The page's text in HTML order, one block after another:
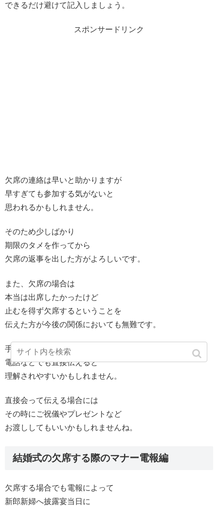
できるだけ避けて記入しましょう。
スポンサードリンク
欠席の連絡は早いと助かりますが
早すぎても参加する気がないと
思われるかもしれません。
そのため少しばかり
期限のタメを作ってから
欠席の返事を出した方がよろしいです。
また、欠席の場合は
本当は出席したかったけど
止むを得ず欠席するということを
伝えた方が今後の関係においても無難です。
手紙の返信だけではなく
電話などでも直接伝えると
理解されやすいかもしれません。
直接会って伝える場合には
その時にご祝儀やプレゼントなど
お渡ししてもいいかもしれませんね。
結婚式の欠席する際のマナー電報編
欠席する場合でも電報によって
新郎新婦へ披露宴当日に